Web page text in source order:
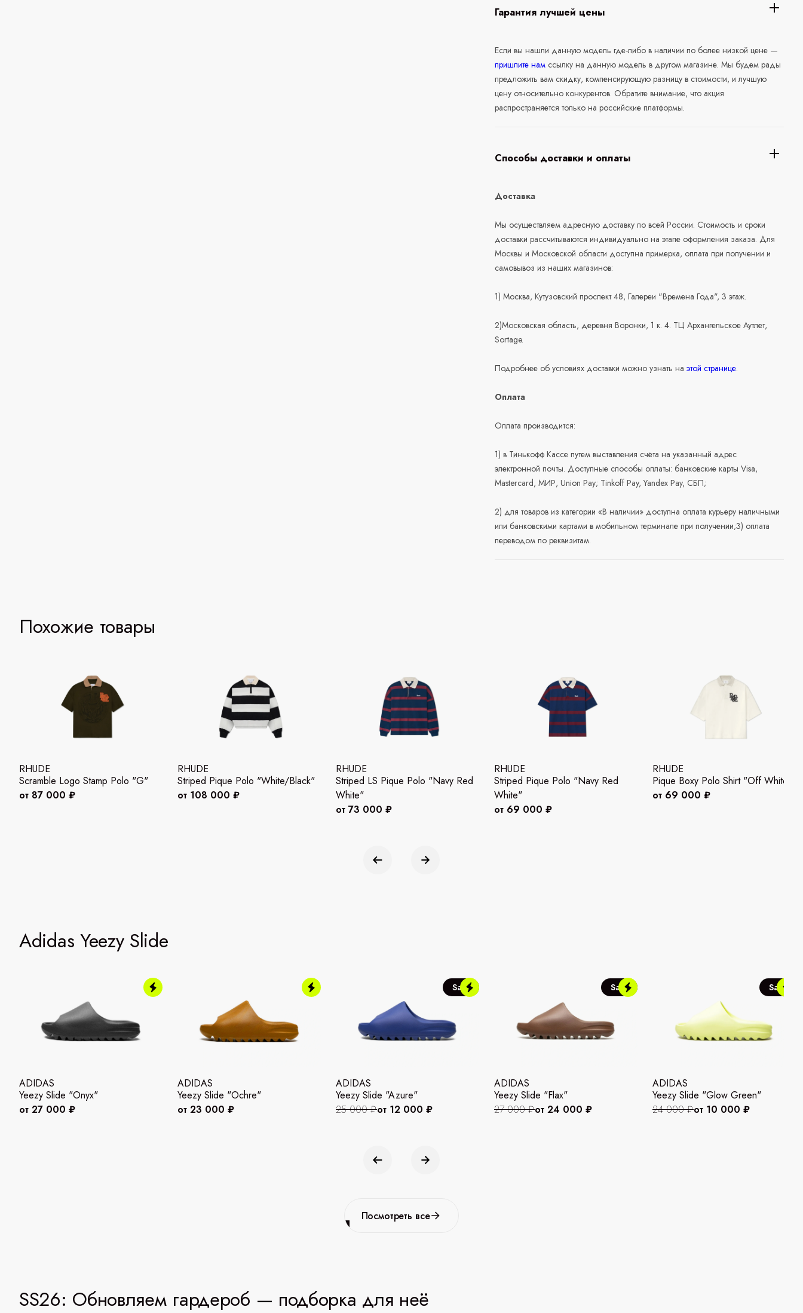
Гарантия лучшей цены
Если вы нашли данную модель где-либо в наличии по более низкой цене —
пришлите нам ссылку на данную модель в другом магазине. Мы будем рады
предложить вам скидку, компенсирующую разницу в стоимости, и лучшую
цену относительно конкурентов. Обратите внимание, что акция
распространяется только на российские платформы.
Способы доставки и оплаты
Доставка
Мы осуществляем адресную доставку по всей России. Стоимость и сроки
доставки рассчитываются индивидуально на этапе оформления заказа. Для
Москвы и Московской области доступна примерка, оплата при получении и
самовывоз из наших магазинов:
1) Москва, Кутузовский проспект 48, Галереи "Времена Года", 3 этаж.
2)Московская область, деревня Воронки, 1 к. 4. ТЦ Архангельское Аутлет,
Sortage.
Подробнее об условиях доставки можно узнать наэтой странице.
Оплата
Оплата производится:
1) в Тинькофф Кассе путем выставления счёта на указанный адрес
электронной почты. Доступные способы оплаты: банковские карты Visa,
Mastercard, МИР, Union Pay; Tinkoff Pay, Yandex Pay, СБП;
2) для товаров из категории «В наличии» доступна оплата курьеру наличными
или банковскими картами в мобильном терминале при получении;3) оплата
переводом по реквизитам.
Похожие товары
RHUDE
Scramble Logo Stamp Polo "G"
от 87 000 ₽
RHUDE
Striped Pique Polo "White/Black"
от 108 000 ₽
RHUDE
Striped LS Pique Polo "Navy Red
White"
от 73 000 ₽
RHUDE
Striped Pique Polo "Navy Red
White"
от 69 000 ₽
RHUDE
Pique Boxy Polo Shirt "Off White"
от 69 000 ₽
Adidas Yeezy Slide
ADIDAS
Yeezy Slide "Onyx"
от 27 000 ₽
ADIDAS
Yeezy Slide "Ochre"
от 23 000 ₽
Sale
ADIDAS
Yeezy Slide "Azure"
25 000 ₽от 12 000 ₽
Sale
ADIDAS
Yeezy Slide "Flax"
27 000 ₽от 24 000 ₽
Sale
ADIDAS
Yeezy Slide "Glow Green"
24 000 ₽от 10 000 ₽
Посмотреть все
SS26: Обновляем гардероб — подборка для неё